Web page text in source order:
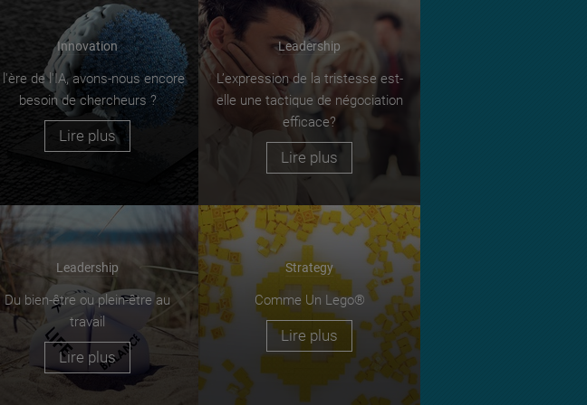
Innovation
l'ère de l'IA, avons-nous encore
besoin de chercheurs ?
Lire plus
Leadership
L’expression de la tristesse est-
elle une tactique de négociation
efficace?
Lire plus
Leadership
Du bien-être ou plein-être au
travail
Lire plus
Strategy
Comme Un Lego®
Lire plus